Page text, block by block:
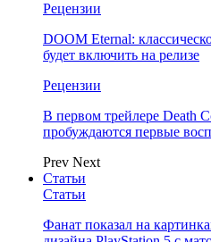
Рецензии
DOOM Eternal:
будет включить на релизе
Рецензии
В первом трейлере Death
пробуждаются первые
Prev Next
Статьи
Статьи
Фанат показал на